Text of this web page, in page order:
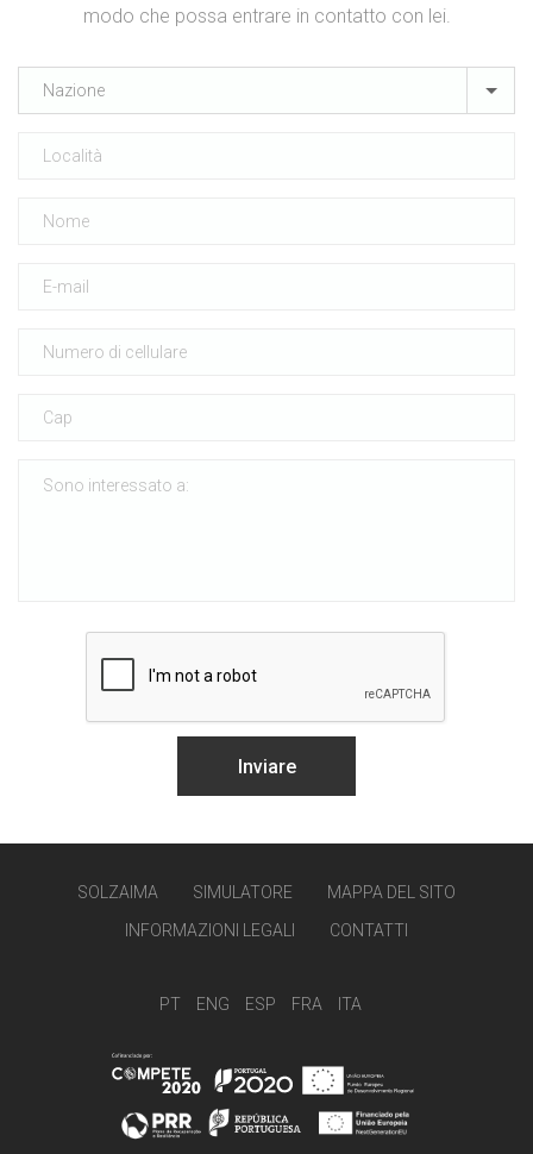
modo che possa entrare in contatto con lei.
Nazione
SOLZAIMA SIMULATORE
MAPPA DEL SITO
INFORMAZIONI LEGALI
CONTATTI
PT ENG ESP FRA ITA